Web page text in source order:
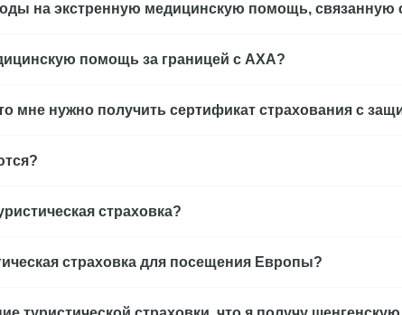
на экстренную медицинскую помощь, связанную
помощь за границей с AXA?
мне нужно получить сертификат страхования с
страховка?
страховка для посещения Европы?